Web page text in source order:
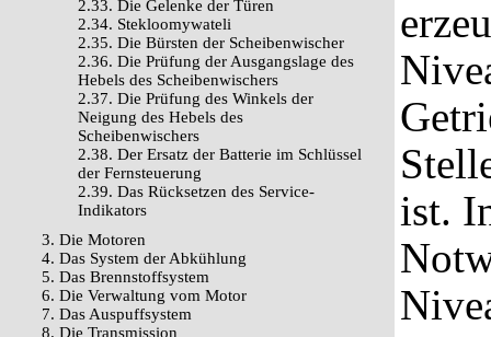
2.33. Die Gelenke der Türen
2.34. Stekloomywateli
2.35. Die Bürsten der Scheibenwischer
2.36. Die Prüfung der Ausgangslage des
Hebels des Scheibenwischers
2.37. Die Prüfung des Winkels der
Neigung des Hebels des
Scheibenwischers
2.38. Der Ersatz der Batterie im Schlüssel
der Fernsteuerung
2.39. Das Rücksetzen des Service-
Indikators
3. Die Motoren
4. Das System der Abkühlung
5. Das Brennstoffsystem
6. Die Verwaltung vom Motor
7. Das Auspuffsystem
8. Die Transmission
ist.